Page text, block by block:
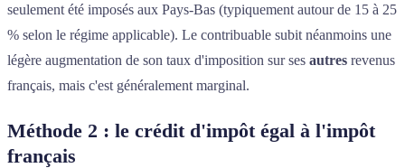
seulement été imposés aux Pays-Bas (typiquement autour de 15 à 25
% selon le régime applicable). Le contribuable subit néanmoins une
légère augmentation de son taux d'imposition sur ses autres revenus
français, mais c'est généralement marginal.
Méthode 2 : le crédit d'impôt égal à l'impôt
français